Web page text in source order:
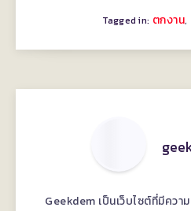
Tagged in: ตกงาน,
Geekdem เป็นเว็บไซต์ที่มีควา